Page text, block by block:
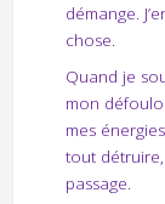
démange.
chose.
Quand je
mon
mes
tout
passage.